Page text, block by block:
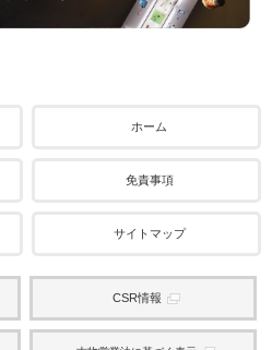
ホーム
免責事項
サイトマップ
CSR情報